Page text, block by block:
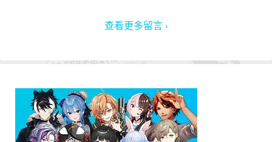
查看更多留言 ›